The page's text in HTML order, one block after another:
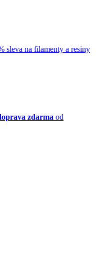
sleva na filamenty a resiny
zdarma od